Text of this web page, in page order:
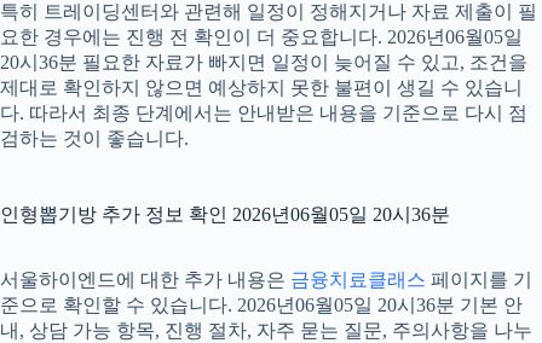
특히 트레이딩센터와 관련해 일정이 정해지거나 자료 제출이 필
요한 경우에는 진행 전 확인이 더 중요합니다. 2026년06월05일
20시36분 필요한 자료가 빠지면 일정이 늦어질 수 있고, 조건을
제대로 확인하지 않으면 예상하지 못한 불편이 생길 수 있습니
다. 따라서 최종 단계에서는 안내받은 내용을 기준으로 다시 점
검하는 것이 좋습니다.
인형뽑기방 추가 정보 확인 2026년06월05일 20시36분
서울하이엔드에 대한 추가 내용은 금융치료클래스 페이지를 기
준으로 확인할 수 있습니다. 2026년06월05일 20시36분 기본 안
내, 상담 가능 항목, 진행 절차, 자주 묻는 질문, 주의사항을 나누